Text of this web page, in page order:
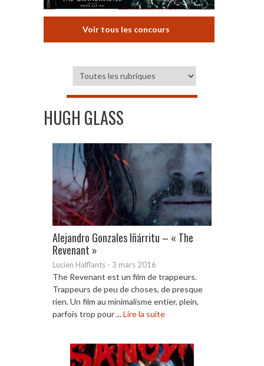
Voir tous les concours
HUGH GLASS
Alejandro Gonzales Iñárritu – « The
Revenant »
Lucien Halflants - 3 mars 2016
The Revenant est un film de trappeurs.
Trappeurs de peu de choses, de presque
rien. Un film au minimalisme entier, plein,
parfois trop pour ...Lire la suite